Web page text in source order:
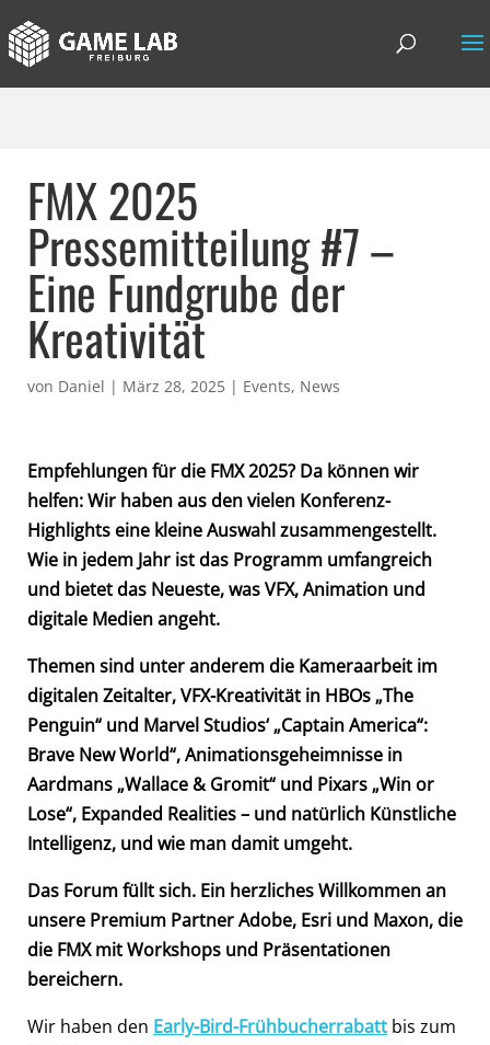
FMX 2025
Pressemitteilung #7 –
Eine Fundgrube der
Kreativität
von Daniel | März 28, 2025 | Events, News
Empfehlungen für die FMX 2025? Da können wir
helfen: Wir habenaus den vielen Konferenz-
Highlights eine kleine Auswahlzusammengestellt.
Wie in jedem Jahr ist das Programm umfangreich
und bietet das Neueste, was VFX, Animation und
digitale Medien angeht.
Themen sind unter anderem die Kameraarbeit im
digitalen Zeitalter, VFX-Kreativität in HBOs „The
Penguin“ und Marvel Studios‘„Captain America“:
Brave New World“, Animationsgeheimnisse in
Aardmans „Wallace & Gromit“ und Pixars „Win or
Lose“, Expanded Realities– und natürlich Künstliche
Intelligenz, und wie man damit umgeht.
Das Forum füllt sich. Ein herzliches Willkommen an
unsere Premium PartnerAdobe, Esri und Maxon, die
die FMX mit Workshops und Präsentationen
bereichern.
Wir haben den Early-Bird-Frühbucherrabatt bis zum